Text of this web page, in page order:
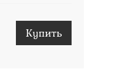
Купить